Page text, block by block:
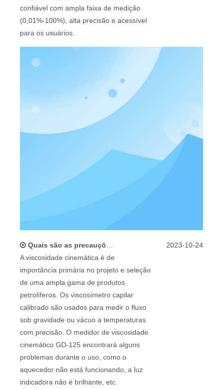
confiável com ampla faixa de medição
(0,01%-100%), alta precisão e acessível
para os usuários.
Quais são as precauções e os problemas no uso de um viscosímetro cinemático?
A viscosidade cinemática é de
importância primária no projeto e seleção
de uma ampla gama de produtos
petrolíferos. Os viscosímetro capilar
calibrado são usados ​​para medir o fluxo
sob gravidade ou vácuo a temperaturas
com precisão. O medidor de viscosidade
cinemático GD-125 encontrará alguns
problemas durante o uso, como o
aquecedor não está funcionando, a luz
indicadora não é brilhante, etc.
2023-10-24